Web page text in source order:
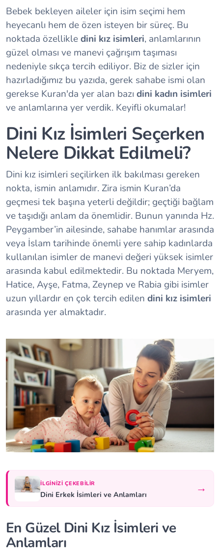
Bebek bekleyen aileler için isim seçimi hem
heyecanlı hem de özen isteyen bir süreç. Bu
noktada özellikledini kız isimleri, anlamlarının
güzel olması ve manevi çağrışım taşıması
nedeniyle sıkça tercih ediliyor. Biz de sizler için
hazırladığımız bu yazıda, gerek sahabe ismi olan
gerekse Kuran'da yer alan bazı dini kadın isimleri
ve anlamlarına yer verdik. Keyifli okumalar!
Dini Kız İsimleri Seçerken
Nelere Dikkat Edilmeli?
Dini kız isimleri seçilirken ilk bakılması gereken
nokta, ismin anlamıdır. Zira ismin Kuran’da
geçmesi tek başına yeterli değildir; geçtiği bağlam
ve taşıdığı anlam da önemlidir. Bunun yanında Hz.
Peygamber’in ailesinde, sahabe hanımlar arasında
veya İslam tarihinde önemli yere sahip kadınlarda
kullanılan isimler de manevi değeri yüksek isimler
arasında kabul edilmektedir. Bu noktada Meryem,
Hatice, Ayşe, Fatma, Zeynep ve Rabia gibi isimler
uzun yıllardır en çok tercih edilen dini kız isimleri
arasında yer almaktadır.
İLGINIZI ÇEKEBILIR
Dini Erkek İsimleri ve Anlamları →
En Güzel Dini Kız İsimleri ve
Anlamları